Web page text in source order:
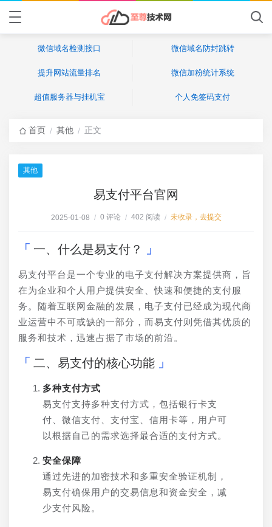
微信域名检测接口 微信域名防封跳转
提升网站流量排名 微信加粉统计系统
超值服务器与挂机宝 个人免签码支付
首页 / 其他 / 正文
其他
易支付平台官网
2025-01-08 / 0 评论 / 402 阅读 / 未收录，去提交
一、什么是易支付？
易支付平台是一个专业的电子支付解决方案提供商，旨
在为企业和个人用户提供安全、快速和便捷的支付服
务。随着互联网金融的发展，电子支付已经成为现代商
业运营中不可或缺的一部分，而易支付则凭借其优质的
服务和技术，迅速占据了市场的前沿。
二、易支付的核心功能
多种支付方式
易支付支持多种支付方式，包括银行卡支
付、微信支付、支付宝、信用卡等，用户可
以根据自己的需求选择最合适的支付方式。
安全保障
通过先进的加密技术和多重安全验证机制，
易支付确保用户的交易信息和资金安全，减
少支付风险。